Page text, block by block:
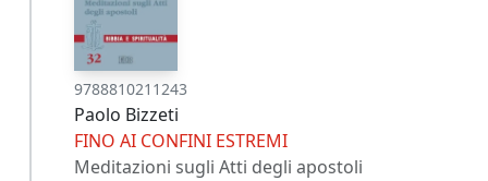
9788810211243
Paolo Bizzeti
FINO AI CONFINI ESTREMI
Meditazioni sugli Atti degli apostoli